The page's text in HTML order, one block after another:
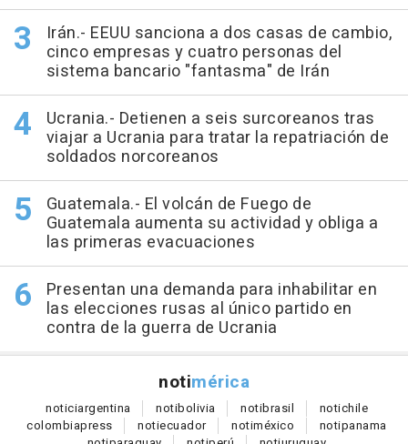
Irán.- EEUU sanciona a dos casas de cambio,
cinco empresas y cuatro personas del
sistema bancario "fantasma" de Irán
Ucrania.- Detienen a seis surcoreanos tras
viajar a Ucrania para tratar la repatriación de
soldados norcoreanos
Guatemala.- El volcán de Fuego de
Guatemala aumenta su actividad y obliga a
las primeras evacuaciones
Presentan una demanda para inhabilitar en
las elecciones rusas al único partido en
contra de la guerra de Ucrania
notimérica
noticiargentina notibolivia notibrasil notichile
colombiapress notiecuador notiméxico notipanama